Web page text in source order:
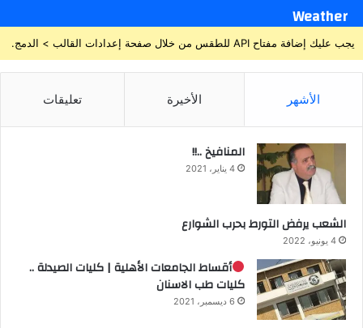
Weather
يجب عليك إضافة مفتاح API للطقس من خلال صفحة إعدادات القالب > الدمج.
الأشهر الأخيرة تعليقات
المنافيخ ..!!
4 يناير، 2021
الشعب يرفض التورط بحرب الشوارع
4 يونيو، 2022
أقساط الجامعات الأهلية | كليات الصيدلة ..
كليات طب الاسنان
6 ديسمبر، 2021